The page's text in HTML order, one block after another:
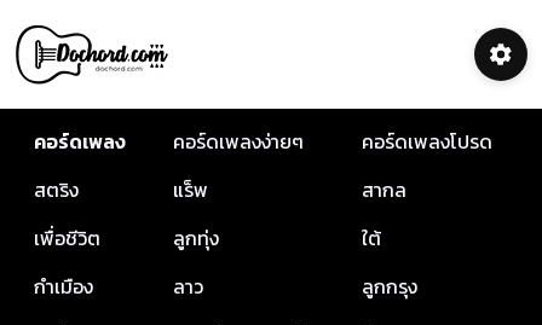
คอร์ดเพลง คอร์ดเพลงง่ายๆ
คอร์ดเพลงโปรด
สตริง
แร็พ
สากล
เพื่อชีวิต
ลูกทุ่ง
ใต้
กำเมือง
ลาว
ลูกกรุง